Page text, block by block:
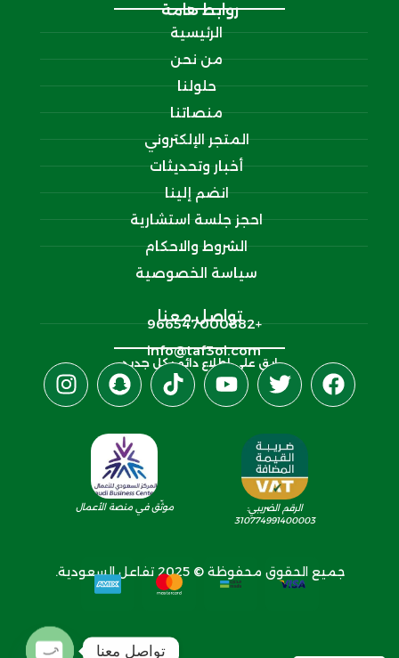
تواصل معنا
+966547000882‬
info@taf3ol.com
ابق على اطلاع دائم بكل جديد
الرقم الضريبي:
310774991400003
موثّق في منصة الأعمال
روابط هامة
الرئيسية
من نحن
حلولنا
منصاتنا
المتجر الإلكتروني
أخبار وتحديثات
انضم إلينا
احجز جلسة استشارية
الشروط والاحكام
سياسة الخصوصية
جميع الحقوق محفوظة © 2025 تفاعل السعودية.
تواصل معنا